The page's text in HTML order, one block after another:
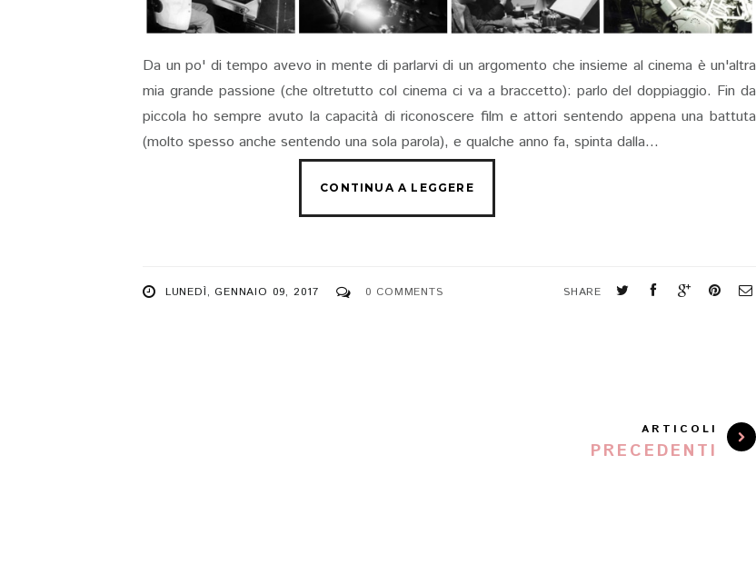
Da un po' di tempo avevo in mente di parlarvi di un argomento che insieme al cinema è un'altra
mia grande passione (che oltretutto col cinema ci va a braccetto): parlo del doppiaggio. Fin da
piccola ho sempre avuto la capacità di riconoscere film e attori sentendo appena una battuta
(molto spesso anche sentendo una sola parola), e qualche anno fa, spinta dalla...
LUNEDÌ, GENNAIO 09, 2017 0 COMMENTS SHARE
ARTICOLI
PRECEDENTI